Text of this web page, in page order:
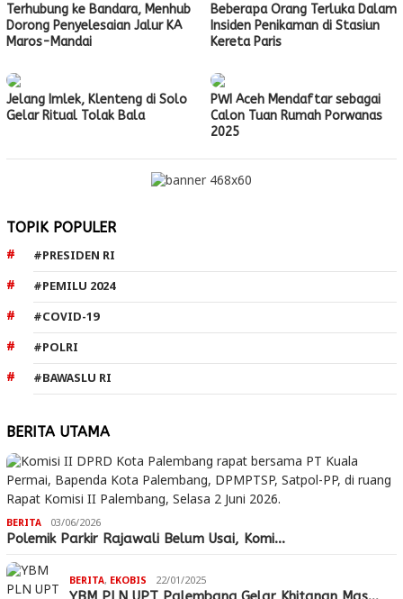
Terhubung ke Bandara, Menhub
Dorong Penyelesaian Jalur KA
Maros-Mandai
Beberapa Orang Terluka Dalam
Insiden Penikaman di Stasiun
Kereta Paris
Jelang Imlek, Klenteng di Solo
Gelar Ritual Tolak Bala
PWI Aceh Mendaftar sebagai
Calon Tuan Rumah Porwanas
2025
TOPIK POPULER
#PRESIDEN RI
#PEMILU 2024
#COVID-19
#POLRI
#BAWASLU RI
BERITA UTAMA
BERITA 03/06/2026
Polemik Parkir Rajawali Belum Usai, Komi…
BERITA, EKOBIS 22/01/2025